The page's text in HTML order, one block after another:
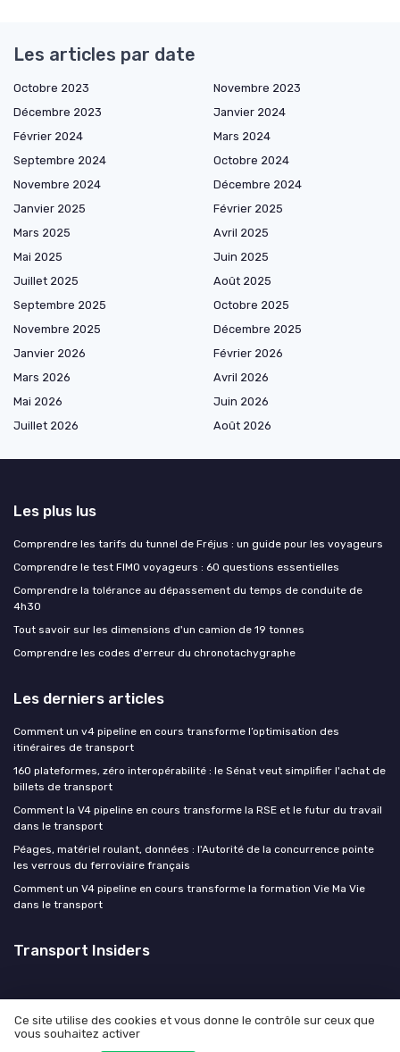
Les articles par date
Octobre 2023
Novembre 2023
Décembre 2023
Janvier 2024
Février 2024
Mars 2024
Septembre 2024
Octobre 2024
Novembre 2024
Décembre 2024
Janvier 2025
Février 2025
Mars 2025
Avril 2025
Mai 2025
Juin 2025
Juillet 2025
Août 2025
Septembre 2025
Octobre 2025
Novembre 2025
Décembre 2025
Janvier 2026
Février 2026
Mars 2026
Avril 2026
Mai 2026
Juin 2026
Juillet 2026
Août 2026
Les plus lus
Comprendre les tarifs du tunnel de Fréjus : un guide pour les voyageurs
Comprendre le test FIMO voyageurs : 60 questions essentielles
Comprendre la tolérance au dépassement du temps de conduite de
4h30
Tout savoir sur les dimensions d'un camion de 19 tonnes
Comprendre les codes d'erreur du chronotachygraphe
Les derniers articles
Comment un v4 pipeline en cours transforme l’optimisation des
itinéraires de transport
160 plateformes, zéro interopérabilité : le Sénat veut simplifier l'achat de
billets de transport
Comment la V4 pipeline en cours transforme la RSE et le futur du travail
dans le transport
Péages, matériel roulant, données : l'Autorité de la concurrence pointe
les verrous du ferroviaire français
Comment un V4 pipeline en cours transforme la formation Vie Ma Vie
dans le transport
Transport Insiders
Mentions légales
Ce site utilise des cookies et vous donne le contrôle sur ceux que
vous souhaitez activer